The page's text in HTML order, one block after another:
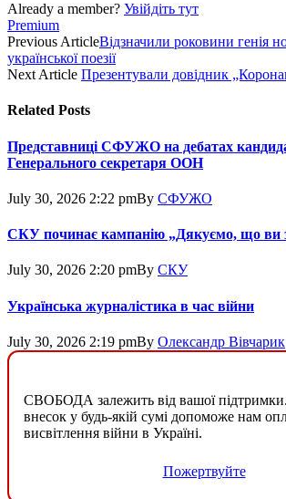
Already a member? Увійдіть тут
Premium
Previous ArticleВідзначили роковини генія
української поезії
Next Article Презентували довідник
Related Posts
Представниці СФУЖО на дебатах
Генерального секретаря ООН
July 30, 2026 2:22 pmBy СФУЖО
СКУ починає кампанію „Дякуємо, що ви
July 30, 2026 2:20 pmBy СКУ
Українська журналістика в час війни
July 30, 2026 2:19 pmBy Олександр Вівчарик
СВОБОДА залежить від вашої
внесок у будь-якій сумі допоможе нам
висвітлення війни в Україні.
Пожертвуйте